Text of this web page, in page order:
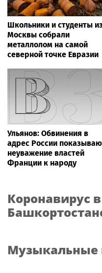
Школьники и студенты
Москвы собрали
металлолом на самой
северной точке Евразии
Ульянов: Обвинения в
адрес России
неуважение властей
Франции к народу
Коронавирус в
Музыкальные